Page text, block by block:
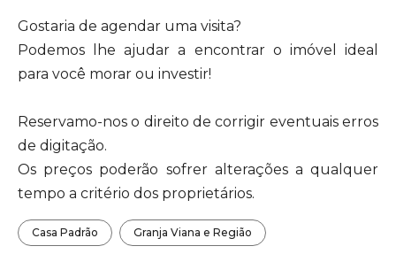
Gostaria de agendar uma visita?
Podemos lhe ajudar a encontrar o imóvel ideal
para você morar ou investir!
Reservamo-nos o direito de corrigir eventuais erros
de digitação.
Os preços poderão sofrer alterações a qualquer
tempo a critério dos proprietários.
Casa Padrão Granja Viana e Região